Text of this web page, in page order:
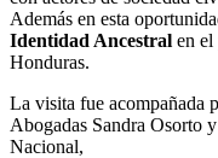
Además en esta
Identidad Ancestral en el
Honduras.
La visita fue acompañada
Abogadas Sandra Osorto
Nacional,